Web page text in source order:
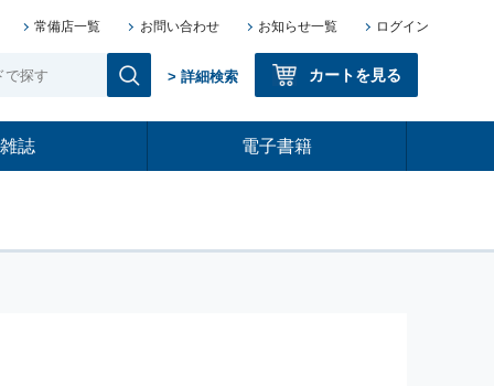
常備店一覧 お問い合わせ お知らせ一覧 ログイン
> 詳細検索 カートを見る
雑誌 電子書籍